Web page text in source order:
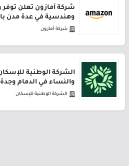
شركة أمازون تعلن توفر
وهندسية في عدة مدن
شركة أمازون
الشركة الوطنية
والنساء في الدمام وجدة
الشركة الوطنية للإسكان